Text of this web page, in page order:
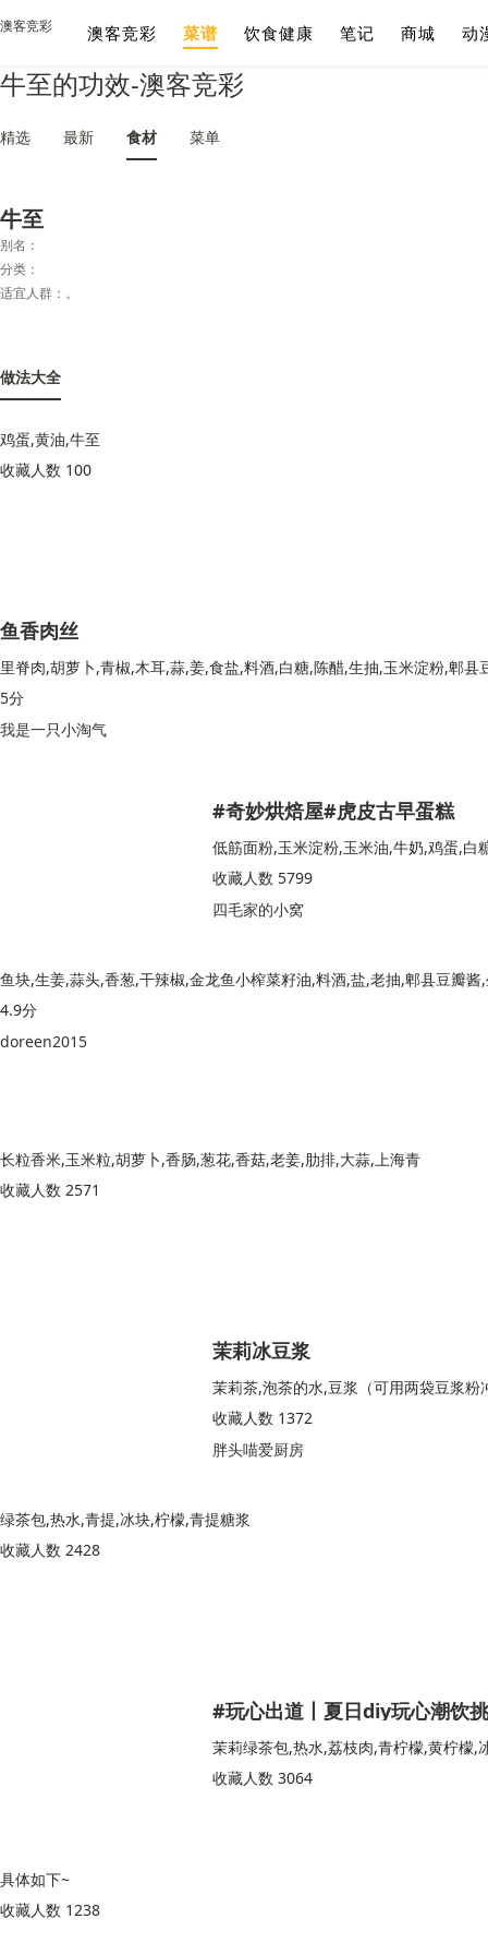
牛至的功效-澳客竞彩
澳客竞彩 澳客竞彩 菜谱 饮食健康 笔记 商城 动
精选 最新 食材 菜单
牛至
别名：
分类：
适宜人群：。
做法大全
鸡蛋,黄油,牛至
收藏人数 100
鱼香肉丝
里脊肉,胡萝卜,青椒,木耳,蒜,姜,食盐,料酒,白糖,陈醋,生抽,玉米淀粉,郫县
5分
我是一只小淘气
#奇妙烘焙屋#虎皮古早蛋糕
低筋面粉,玉米淀粉,玉米油,牛奶,鸡蛋,白
收藏人数 5799
四毛家的小窝
4.9分
doreen2015
长粒香米,玉米粒,胡萝卜,香肠,葱花,香菇,老姜,肋排,大蒜,上海青
收藏人数 2571
茉莉冰豆浆
茉莉茶,泡茶的水,豆浆（可用两袋豆浆粉
收藏人数 1372
胖头喵爱厨房
绿茶包,热水,青提,冰块,柠檬,青提糖浆
收藏人数 2428
#玩心出道丨夏日diy玩心潮饮
茉莉绿茶包,热水,荔枝肉,青柠檬,黄柠檬,
收藏人数 3064
具体如下~
收藏人数 1238